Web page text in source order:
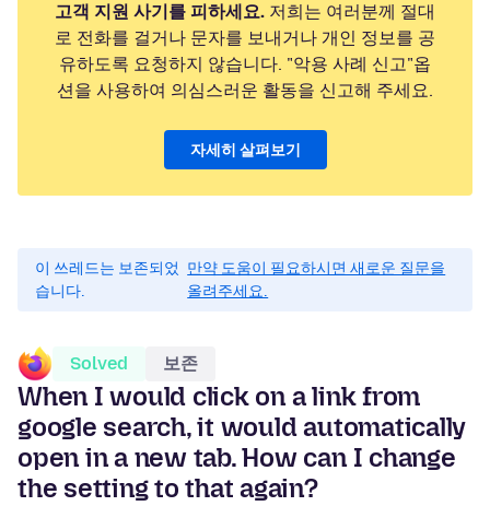
고객 지원 사기를 피하세요. 저희는 여러분께 절대
로 전화를 걸거나 문자를 보내거나 개인 정보를 공
유하도록 요청하지 않습니다. "악용 사례 신고"옵
션을 사용하여 의심스러운 활동을 신고해 주세요.
자세히 살펴보기
이 쓰레드는 보존되었
습니다.
만약 도움이 필요하시면 새로운 질문을
올려주세요.
Solved 보존
When I would click on a link from
google search, it would automatically
open in a new tab. How can I change
the setting to that again?